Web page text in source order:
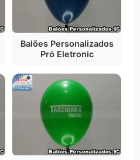
Balões Personalizados
Pró Eletronic